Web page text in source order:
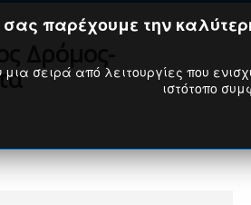
παρέχουμε την
σειρά από λειτουργίες που
ιστότοπο